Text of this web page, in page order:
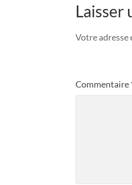
Laisser
Votre adresse
Commentaire